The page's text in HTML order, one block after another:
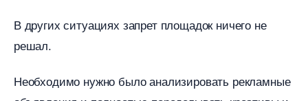
других ситуациях запрет площадок ничего не
решал.
Необходимо нужно было анализировать рекламные